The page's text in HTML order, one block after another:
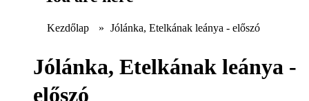
Kezdőlap » Jólánka, Etelkának leánya - előszó
Jólánka, Etelkának leánya -
előszó